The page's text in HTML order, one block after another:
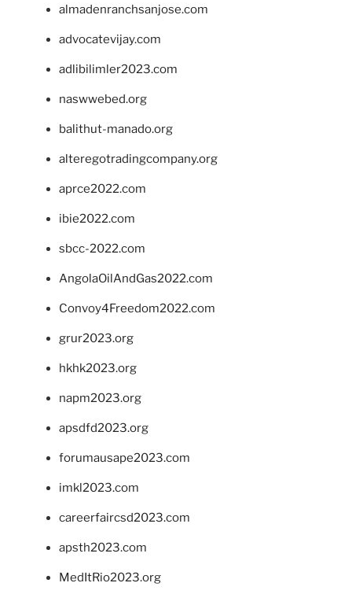
almadenranchsanjose.com
advocatevijay.com
adlibilimler2023.com
naswwebed.org
balithut-manado.org
alteregotradingcompany.org
aprce2022.com
ibie2022.com
sbcc-2022.com
AngolaOilAndGas2022.com
Convoy4Freedom2022.com
grur2023.org
hkhk2023.org
napm2023.org
apsdfd2023.org
forumausape2023.com
imkl2023.com
careerfaircsd2023.com
apsth2023.com
MedItRio2023.org